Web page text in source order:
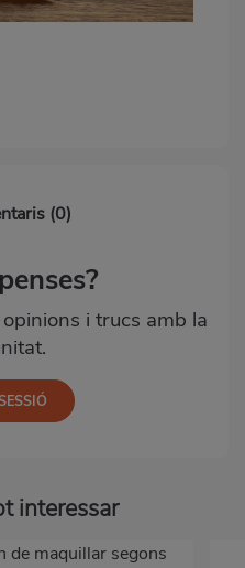
(0)
i trucs amb la
interessar